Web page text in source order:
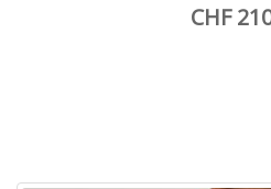
CHF